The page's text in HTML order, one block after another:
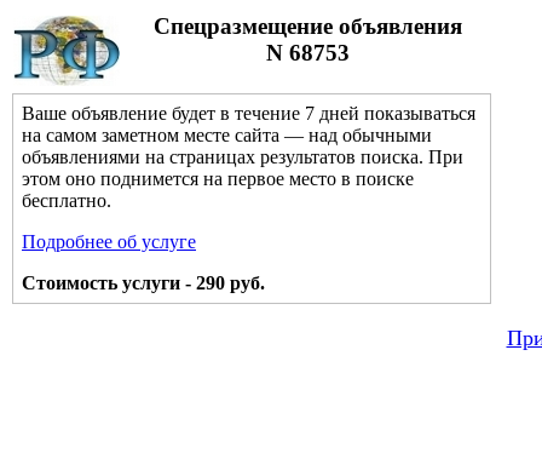
Спецразмещение объявления
N 68753
Ваше объявление будет в течение 7 дней показываться
на самом заметном месте сайта — над обычными
объявлениями на страницах результатов поиска. При
этом оно поднимется на первое место в поиске
бесплатно.
Подробнее об услуге
Стоимость услуги - 290 руб.